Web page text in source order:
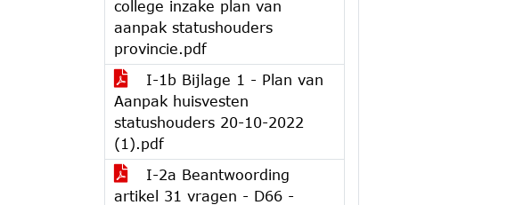
college inzake plan van
aanpak statushouders
provincie.pdf
I-1b Bijlage 1 - Plan van
Aanpak huisvesten
statushouders 20-10-2022
(1).pdf
I-2a Beantwoording
artikel 31 vragen - D66 -